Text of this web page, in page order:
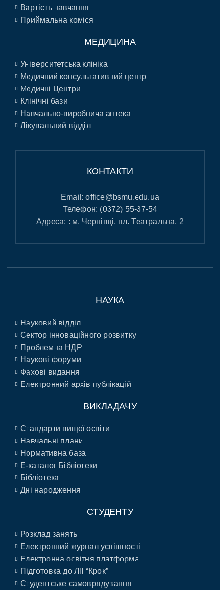
Вартість навчання
Приймальна коміся
МЕДИЦИНА
Університетська клініка
Медичний консультативний центр
Медичні Центри
Клінічні бази
Навчально-виробнича аптека
Лікувальний відділ
КОНТАКТИ
Email:office@bsmu.edu.ua
Телефон: (0372) 55-37-54
Адреса: : м. Чернівці, пл. Театральна, 2
НАУКА
Науковий відділ
Сектор інноваційного розвитку
Проблемна НДР
Наукові форуми
Фахові видання
Електронний архів публікацій
ВИКЛАДАЧУ
Стандарти вищої освіти
Навчальні плани
Нормативна база
E-каталог Бібліотеки
Бібліотека
Дні народження
СТУДЕНТУ
Розклад занять
Електронний журнал успішності
Електронна освітня платформа
Підготовка до ЛІІ “Крок”
Студентське самоврядування